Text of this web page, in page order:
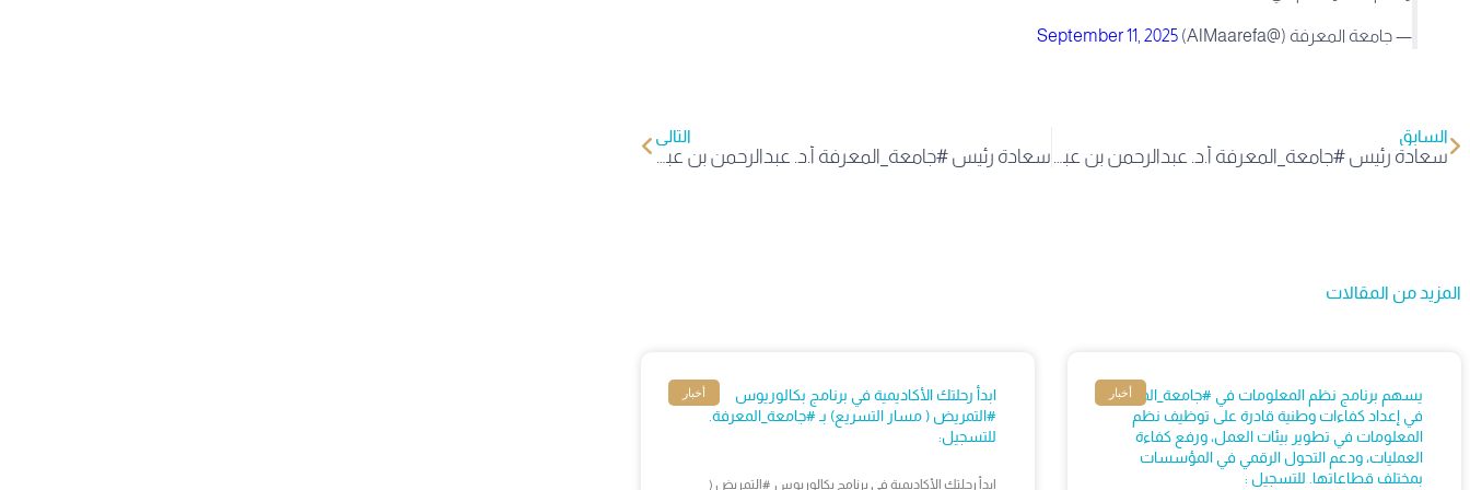
— جامعة المعرفة (@AlMaarefa) September 11, 2025
السابق
سعادة رئيس #جامعة_المعرفة أ.د. عبدالرحمن بن عبدالله الصغير، يفتتح معرض ملتقى الأندية الطلابية، بحضور قيادات الجامعة ومنسوبيها وطلبتها، وذلك في إطار دعم الأنشطة الطلابية وتنمية قدرات الطلبة ودعم مشاركتهم في الحياة الجامعية. pic.
التالي
سعادة رئيس #جامعة_المعرفة أ.د. عبدالرحمن بن عبدالله الصغير، يفتتح معرض ملتقى الأندية الطلابية، بحضور قيادات الجامعة ومنسوبيها وطلبتها، وذلك في إطار دعم الأنشطة الطلابية وتنمية قدرات الطلبة ودعم مشاركتهم في الحياة الجامعية. pic.
المزيد من المقالات
أخبار
يسهم برنامج نظم المعلومات في #جامعة_المعرفة
في إعداد كفاءات وطنية قادرة على توظيف نظم
المعلومات في تطوير بيئات العمل، ورفع كفاءة
العمليات، ودعم التحول الرقمي في المؤسسات
بمختلف قطاعاتها. للتسجيل :
أخبار
ابدأ رحلتك الأكاديمية في برنامج بكالوريوس
#التمريض ( مسار التسريع) بـ #جامعة_المعرفة.
للتسجيل:
ابدأ رحلتك الأكاديمية في برنامج بكالوريوس #التمريض (